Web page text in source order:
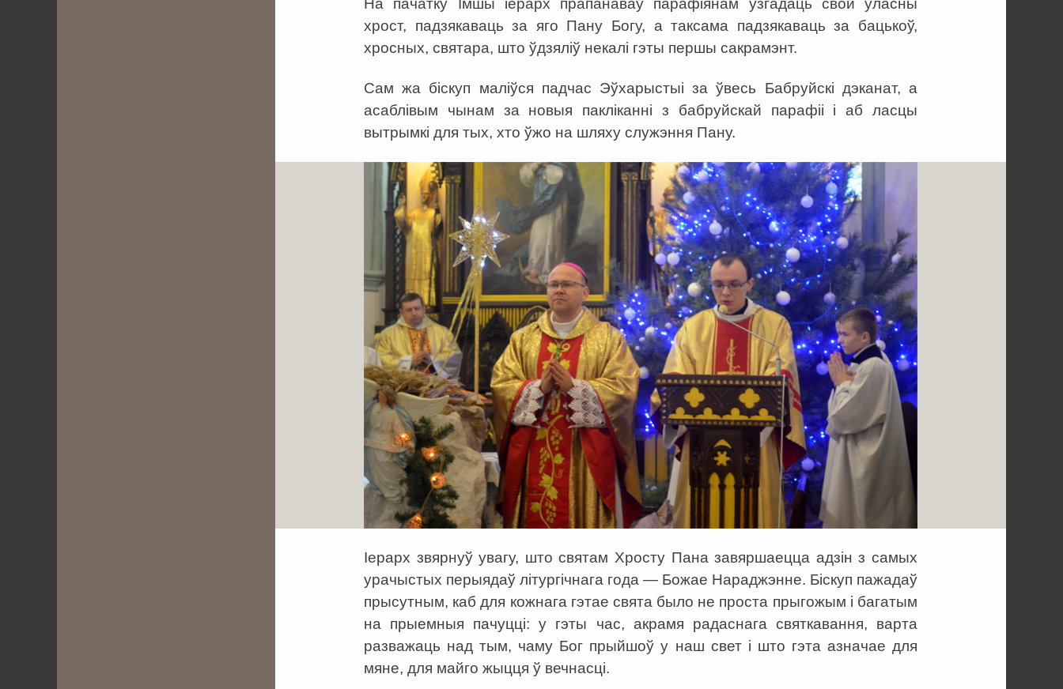
На пачатку Імшы іерарх прапанаваў парафіянам узгадаць свой уласны
хрост, падзякаваць за яго Пану Богу, а таксама падзякаваць за бацькоў,
хросных, святара, што ўдзяліў некалі гэты першы сакрамэнт.
Сам жа біскуп маліўся падчас Эўхарыстыі за ўвесь Бабруйскі дэканат, а
асаблівым чынам за новыя пакліканні з бабруйскай парафіі і аб ласцы
вытрымкі для тых, хто ўжо на шляху служэння Пану.
Іерарх звярнуў увагу, што святам Хросту Пана завяршаецца адзін з самых
урачыстых перыядаў літургічнага года — Божае Нараджэнне. Біскуп пажадаў
прысутным, каб для кожнага гэтае свята было не проста прыгожым і багатым
на прыемныя пачуцці: у гэты час, акрамя радаснага святкавання, варта
разважаць над тым, чаму Бог прыйшоў у наш свет і што гэта азначае для
мяне, для майго жыцця ў вечнасці.